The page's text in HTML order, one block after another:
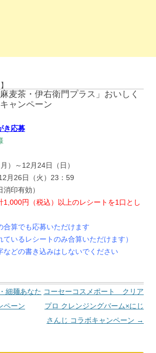
麦茶・伊右衛門プラス」おいしく
ャンペーン
き応募
）～12月24日（日）
月26日（火）23：59
印有効）
1,000円（税込）以上のレシートを1口とし
合算でも応募いただけます
ているレシートのみ合算いただけます）
などの書き込みはしないでください
細麺あなた
ペーン
コーセーコスメポート クリア
プロ クレンジングバーム×にじ
さんじ コラボキャンペーン →